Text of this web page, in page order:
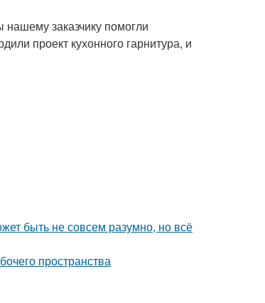
заказчику помогли
проект кухонного гарнитура, и
быть не совсем разумно, но всё
пространства